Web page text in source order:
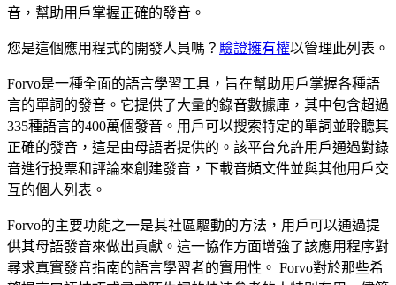
音，幫助用戶掌握正確的發音。
您是這個應用程式的開發人員嗎？ 驗證擁有權以管理此列表。
Forvo是一種全面的語言學習工具，旨在幫助用戶掌握各種語
言的單詞的發音。它提供了大量的錄音數據庫，其中包含超過
335種語言的400萬個發音。用戶可以搜索特定的單詞並聆聽其
正確的發音，這是由母語者提供的。該平台允許用戶通過對錄
音進行投票和評論來創建發音，下載音頻文件並與其他用戶交
互的個人列表。
Forvo的主要功能之一是其社區驅動的方法，用戶可以通過提
供其母語發音來做出貢獻。這一協作方面增強了該應用程序對
尋求真實發音指南的語言學習者的實用性。 Forvo對於那些希